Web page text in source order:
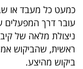
אחרינו:
כמעט כל מעבד או
ניצולת מלאה של
ראשית, שהביקוש
ביקוש מהיצע.